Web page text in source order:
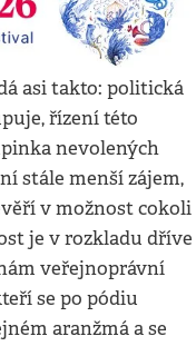
asi takto: politická
řízení této
nevolených
stále menší zájem,
v možnost cokoli
je v rozkladu dříve
veřejnoprávní
se po pódiu
aranžmá a se